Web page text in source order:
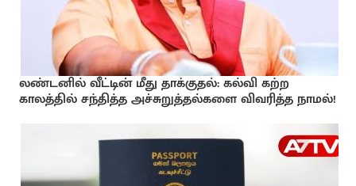
லண்டனில் வீட்டின் மீது தாக்குதல்: கல்வி கற்ற
காலத்தில் சந்தித்த அச்சுறுத்தல்களை விவரித்த நாமல்!